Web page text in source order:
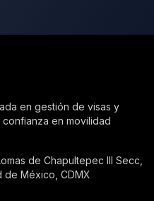
en gestión de visas y
en movilidad
de Chapultepec III Secc,
de México, CDMX